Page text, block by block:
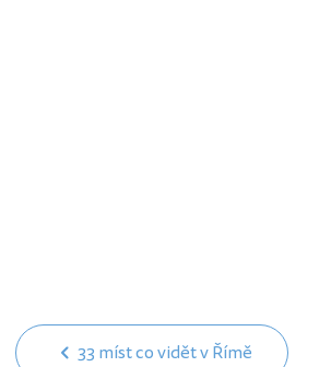
33 míst co vidět v Římě